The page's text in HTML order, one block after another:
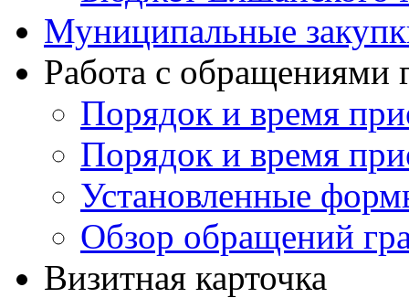
Муниципальные
Работа с
Порядок и время
Порядок и время
Установленные
Обзор обращений
Визитная карточка